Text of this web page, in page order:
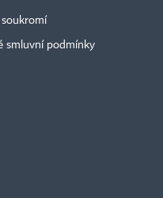
soukromí
smluvní podmínky